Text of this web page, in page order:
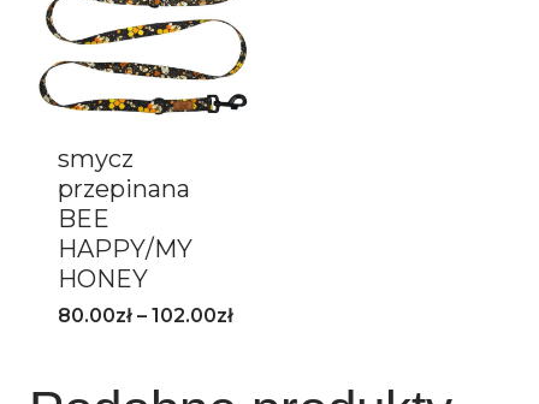
smycz
przepinana
BEE
HAPPY/MY
HONEY
80.00zł – 102.00zł